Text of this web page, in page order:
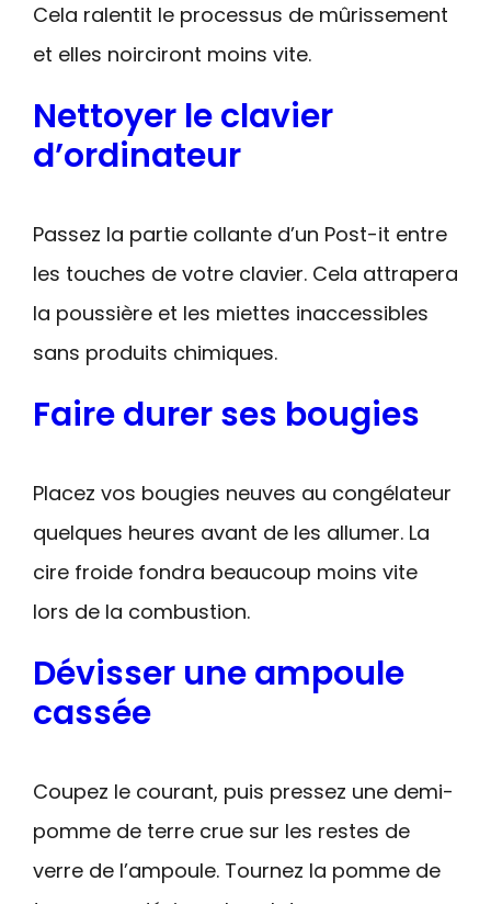
Cela ralentit le processus de mûrissement
et elles noirciront moins vite.
Nettoyer le clavier
d’ordinateur
Passez la partie collante d’un Post-it entre
les touches de votre clavier. Cela attrapera
la poussière et les miettes inaccessibles
sans produits chimiques.
Faire durer ses bougies
Placez vos bougies neuves au congélateur
quelques heures avant de les allumer. La
cire froide fondra beaucoup moins vite
lors de la combustion.
Dévisser une ampoule
cassée
Coupez le courant, puis pressez une demi-
pomme de terre crue sur les restes de
verre de l’ampoule. Tournez la pomme de